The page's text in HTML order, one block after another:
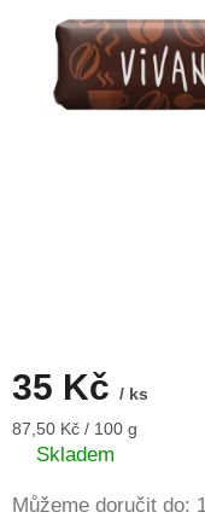
35 Kč / ks
Měrná
cena:
87,50 Kč / 100 g
Skladem
Můžeme doručit do: